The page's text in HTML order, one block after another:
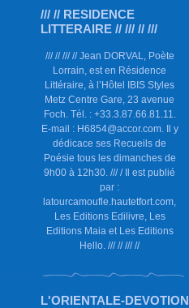
/// // RESIDENCE
LITTERAIRE // /// // ///
/// // /// // Jean DORVAL, Poète
Lorrain, est en Résidence
Littéraire, à l’Hôtel IBIS Styles
Metz Centre Gare, 23 avenue
Foch. Tél. : +33.3.87.66.81.11.
E-mail : H6854@accor.com. Il y
dédicace ses Recueils de
Poésie tous les dimanches de
9h00 à 12h30. /// / Il est publié
par :
latourcamoufle.hautetfort.com,
Les Editions Edilivre, Les
Editions Maia et Les Editions
Hello. /// // /// //
L'ORIENTALE-DEVOTION